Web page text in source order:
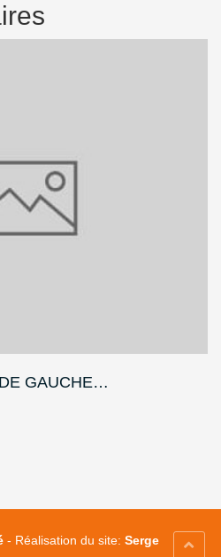
GAUCHE…
- Réalisation du site: Serge